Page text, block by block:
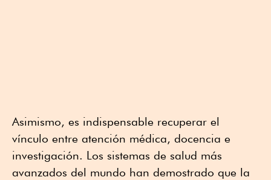
Asimismo, es indispensable recuperar el
vínculo entre atención médica, docencia e
investigación. Los sistemas de salud más
avanzados del mundo han demostrado que la